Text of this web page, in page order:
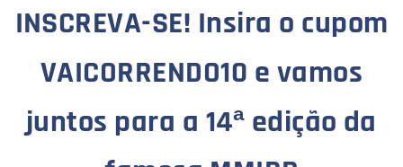
INSCREVA-SE! Insira o cupom
VAICORRENDO10 e vamos
juntos para a 14ª edição da